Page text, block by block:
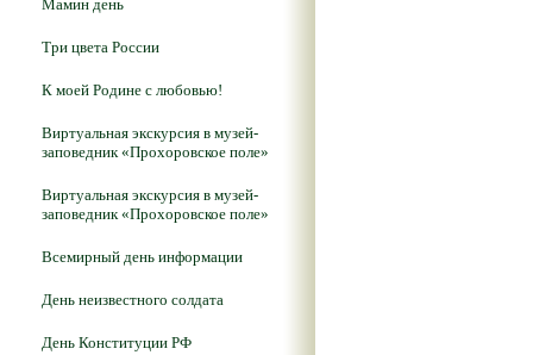
Мамин день
Три цвета России
К моей Родине с любовью!
Виртуальная экскурсия в музей-
заповедник «Прохоровское поле»
Виртуальная экскурсия в музей-
заповедник «Прохоровское поле»
Всемирный день информации
День неизвестного солдата
День Конституции РФ